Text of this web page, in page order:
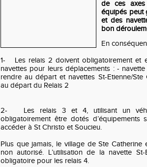
de ces
équipés peut
et des
bon
En
1- Les relais 2 doivent obligatoirement et
navettes pour leurs déplacements : -
rendre au départ et navettes St-Etienne/
au départ du Relais 2
2- Les relais 3 et 4, utilisant un
obligatoirement être dotés d’équipements
accéder à St Christo et Soucieu.
Plus que jamais, le village de Ste Catherine
non autorisé. L’utilisation de la navette St-
obligatoire pour les relais 4.